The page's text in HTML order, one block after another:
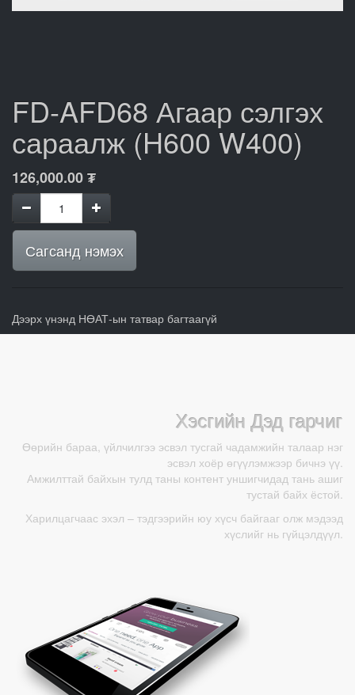
FD-AFD68 Агаар сэлгэх
сараалж (H600 W400)
126,000.00₮
Сагсанд нэмэх
Дээрх үнэнд НӨАТ-ын татвар багтаагүй
Хэсгийн Дэд гарчиг
Өөрийн бараа, үйлчилгээ эсвэл тусгай чадамжийн талаар нэг
эсвэл хоёр өгүүлэмжээр бичнэ үү.
Амжилттай байхын тулд таны контент уншигчидад тань ашиг
тустай байх ёстой.
Харилцагчаас эхэл – тэдгээрийн юу хүсч байгааг олж мэдээд
хүслийг нь гүйцэлдүүл.